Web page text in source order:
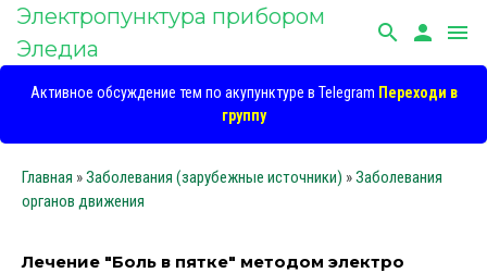
Электропунктура прибором
Эледиа
search person menu
Активное обсуждение тем по акупунктуре в Telegram Переходи в
группу
Главная »Заболевания (зарубежные источники) »Заболевания
органов движения
Лечение "Боль в пятке" методом электро